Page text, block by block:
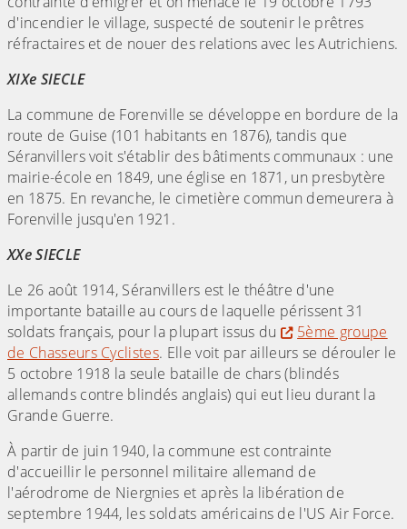
d'incendier le village, suspecté de soutenir le prêtres
réfractaires et de nouer des relations avec les Autrichiens.
XIXe SIECLE
La commune de Forenville se développe en bordure de la
route de Guise (101 habitants en 1876), tandis que
Séranvillers voit s'établir des bâtiments communaux : une
mairie-école en 1849, une église en 1871, un presbytère
en 1875. En revanche, le cimetière commun demeurera à
Forenville jusqu'en 1921.
XXe SIECLE
Le 26 août 1914, Séranvillers est le théâtre d'une
importante bataille au cours de laquelle périssent 31
soldats français, pour la plupart issus du
5ème groupe
de Chasseurs Cyclistes. Elle voit par ailleurs se dérouler le
5 octobre 1918 la seule bataille de chars (blindés
allemands contre blindés anglais) qui eut lieu durant la
Grande Guerre.
À partir de juin 1940, la commune est contrainte
d'accueillir le personnel militaire allemand de
l'aérodrome de Niergnies et après la libération de
septembre 1944, les soldats américains de l'US Air Force.